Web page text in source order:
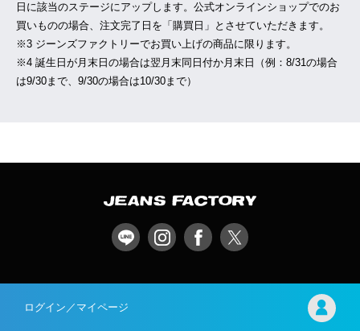
日に該当のステージにアップします。公式オンラインショップでのお
買いものの場合、注文完了日を「購買日」とさせていただきます。
※3 ジーンズファクトリーでお買い上げの商品に限ります。
※4 誕生日が月末日の場合は翌月末同日付か月末日（例：8/31の場合
は9/30まで、9/30の場合は10/30まで）
ログイン／マイページ